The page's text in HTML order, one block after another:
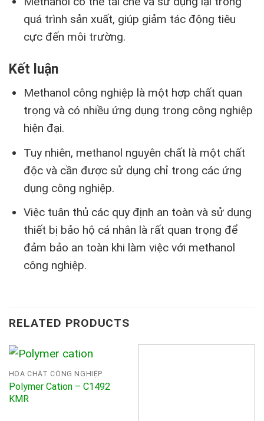
quá trình sản xuất, giúp giảm tác động tiêu
cực đến môi trường.
Kết luận
Methanol công nghiệp là một hợp chất quan
trọng và có nhiều ứng dụng trong công nghiệp
hiện đại.
Tuy nhiên, methanol nguyên chất là một chất
độc và cần được sử dụng chỉ trong các ứng
dụng công nghiệp.
Việc tuân thủ các quy định an toàn và sử dụng
thiết bị bảo hộ cá nhân là rất quan trọng để
đảm bảo an toàn khi làm việc với methanol
công nghiệp.
RELATED PRODUCTS
HÓA CHẤT CÔNG NGHIỆP
Polymer Cation – C1492
KMR